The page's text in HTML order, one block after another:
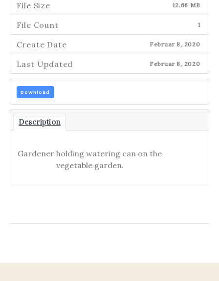
File Size 12.66 MB
File Count 1
Create Date Februar 8, 2020
Last Updated Februar 8, 2020
Download
Description
Gardener holding watering can on the
vegetable garden.